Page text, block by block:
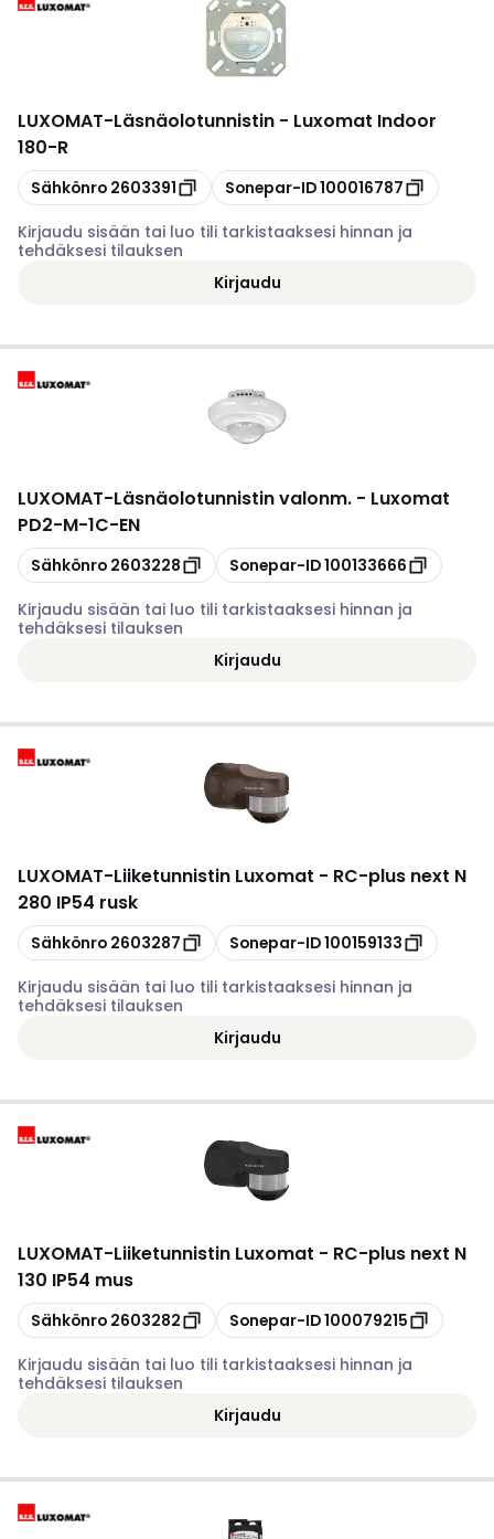
LUXOMAT-Läsnäolotunnistin - Luxomat Indoor
180-R
Kopioi
Sähkönro 2603391 Kopioi
Sonepar-ID100016787
Kirjaudu sisään tai luo tili tarkistaaksesi hinnan ja
tehdäksesi tilauksen
Kirjaudu
LUXOMAT-Läsnäolotunnistin valonm. - Luxomat
PD2-M-1C-EN
Kopioi
Sähkönro 2603228 Kopioi
Sonepar-ID100133666
Kirjaudu sisään tai luo tili tarkistaaksesi hinnan ja
tehdäksesi tilauksen
Kirjaudu
LUXOMAT-Liiketunnistin Luxomat - RC-plus next N
280 IP54 rusk
Kopioi
Sähkönro 2603287 Kopioi
Sonepar-ID100159133
Kirjaudu sisään tai luo tili tarkistaaksesi hinnan ja
tehdäksesi tilauksen
Kirjaudu
LUXOMAT-Liiketunnistin Luxomat - RC-plus next N
130 IP54 mus
Kopioi
Sähkönro 2603282 Kopioi
Sonepar-ID100079215
Kirjaudu sisään tai luo tili tarkistaaksesi hinnan ja
tehdäksesi tilauksen
Kirjaudu